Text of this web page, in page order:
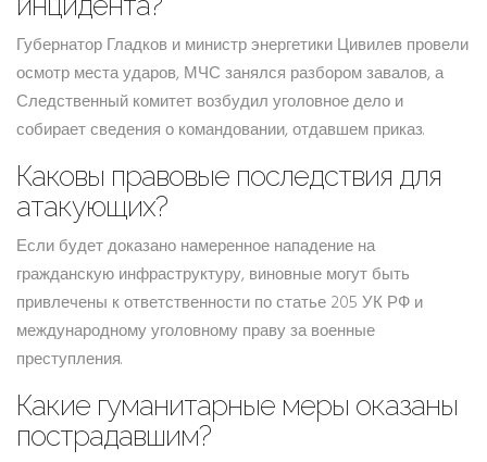
Губернатор Гладков и министр энергетики Цивилев провели
осмотр места ударов, МЧС занялся разбором завалов, а
Следственный комитет возбудил уголовное дело и
собирает сведения о командовании, отдавшем приказ.
Каковы правовые последствия для
атакующих?
Если будет доказано намеренное нападение на
гражданскую инфраструктуру, виновные могут быть
привлечены к ответственности по статье 205 УК РФ и
международному уголовному праву за военные
преступления.
Какие гуманитарные меры оказаны
пострадавшим?